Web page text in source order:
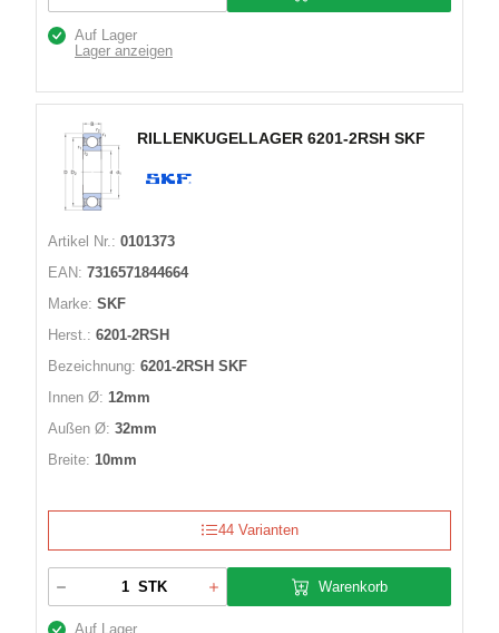
Auf Lager
Lager anzeigen
RILLENKUGELLAGER 6201-2RSH SKF
Artikel Nr.: 0101373
EAN: 7316571844664
Marke: SKF
Herst.: 6201-2RSH
Bezeichnung: 6201-2RSH SKF
Innen Ø: 12mm
Außen Ø: 32mm
Breite: 10mm
44 Varianten
STK Warenkorb
Auf Lager